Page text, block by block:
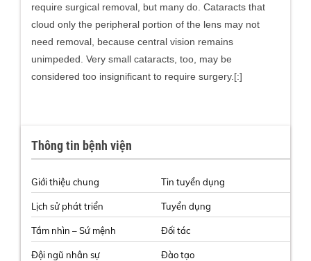
require surgical removal, but many do. Cataracts that
cloud only the peripheral portion of the lens may not
need removal, because central vision remains
unimpeded. Very small cataracts, too, may be
considered too insignificant to require surgery.[:]
Thông tin bệnh viện
Giới thiệu chung
Lịch sử phát triển
Tầm nhìn – Sứ mệnh
Đội ngũ nhân sự
Tin tuyển dụng
Tuyển dụng
Đối tác
Đào tạo